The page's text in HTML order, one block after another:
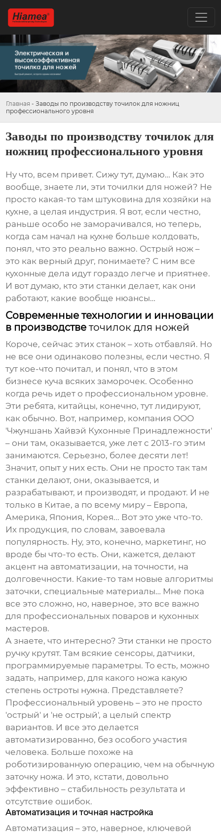
Главная - Заводы по производству точилок для ножниц
профессионального уровня
Заводы по производству точилок для
ножниц профессионального уровня
Ну что, всем привет. Сижу тут, думаю… Как это
вообще, знаете ли, эти точилки для ножей? Не
просто какая-то там штуковина для хозяйки на
кухне, а целая индустрия. Я вот, если честно,
раньше особо не заморачивался, но теперь,
когда сам начал на кухне больше колдовать,
понял, что это реально важно. Острый нож –
это как верный друг, понимаете? С ним все
кухонные дела идут гораздо легче и приятнее.
И вот думаю, кто эти станки делает, как они
работают, какие вообще нюансы…
Современные технологии и инновации
в производстветочилок для ножей
Короче, сейчас этих станок – хоть отбавляй. Но
не все они одинаково полезны, если честно. Я
тут кое-что почитал, и понял, что в этом
бизнесе куча всяких заморочек. Особенно
когда речь идет о профессиональном уровне.
Эти ребята, китайцы, конечно, тут лидируют,
как обычно. Вот, например, компания ООО
'Чжуншань Хайвэй Кухонные Принадлежности'
– они там, оказывается, уже лет с 2013-го этим
занимаются. Серьезно, более десяти лет!
Значит, опыт у них есть. Они не просто так там
станки делают, они, оказывается, и
разрабатывают, и производят, и продают. И не
только в Китае, а по всему миру – Европа,
Америка, Япония, Корея... Вот это уже что-то.
Их продукция, по словам, завоевала
популярность. Ну, это, конечно, маркетинг, но
вроде бы что-то есть. Они, кажется, делают
акцент на автоматизации, на точности, на
долговечности. Какие-то там новые алгоритмы
заточки, специальные материалы… Мне пока
все это сложно, но, наверное, это все важно
для профессиональных поваров и кухонных
мастеров.
А знаете, что интересно? Эти станки не просто
ручку крутят. Там всякие сенсоры, датчики,
программируемые параметры. То есть, можно
задать, например, для какого ножа какую
степень остроты нужна. Представляете?
Профессиональный уровень – это не просто
'острый' и 'не острый', а целый спектр
вариантов. И все это делается
автоматизированно, без особого участия
человека. Больше похоже на
роботизированную операцию, чем на обычную
заточку ножа. И это, кстати, довольно
эффективно – стабильность результата и
отсутствие ошибок.
Автоматизация и точная настройка
Автоматизация – это, наверное, ключевой